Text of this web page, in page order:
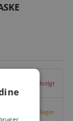
Udsolgt
Få på lager